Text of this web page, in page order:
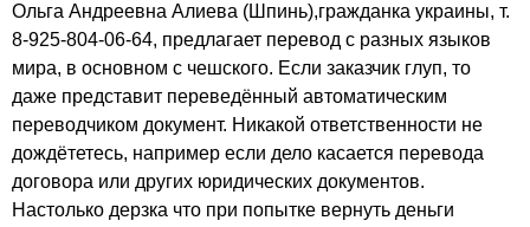
Ольга Андреевна Алиева (Шпинь),гражданка украины, т.
8-925-804-06-64, предлагает перевод с разных языков
мира, в основном с чешского. Если заказчик глуп, то
даже представит переведённый автоматическим
переводчиком документ. Никакой ответственности не
дождётетесь, например если дело касается перевода
договора или других юридических документов.
Настолько дерзка что при попытке вернуть деньги